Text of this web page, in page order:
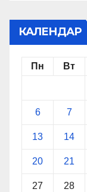
КАЛЕНДАР
Пн Вт
6 7
13 14
20 21
27 28